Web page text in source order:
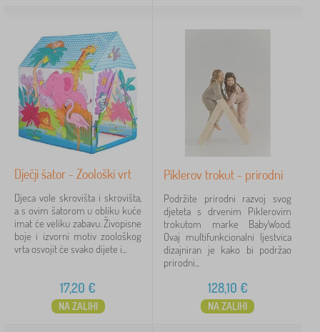
Dječji šator - Zoološki vrt
Djeca vole skrovišta i skrovišta,
a s ovim šatorom u obliku kuće
imat će veliku zabavu. Živopisne
boje i izvorni motiv zoološkog
vrta osvojit će svako dijete i...
17,20 €
NA ZALIHI
Piklerov trokut - prirodni
Podržite prirodni razvoj svog
djeteta s drvenim Piklerovim
trokutom marke BabyWood.
Ovaj multifunkcionalni ljestvica
dizajniran je kako bi podržao
prirodni...
128,10 €
NA ZALIHI